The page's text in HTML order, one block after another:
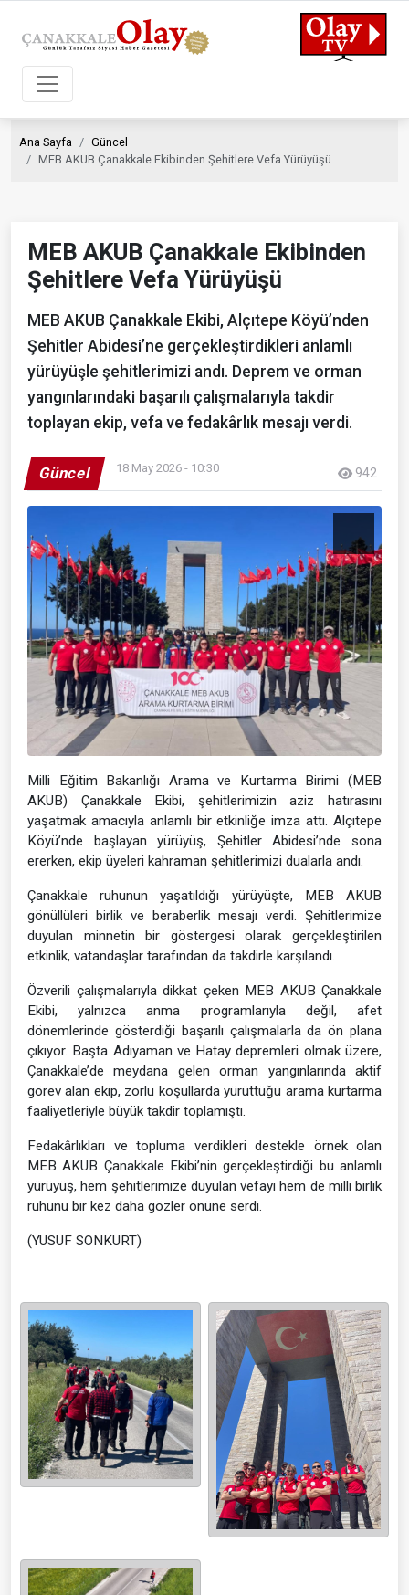
Ana Sayfa
Güncel
MEB AKUB Çanakkale Ekibinden Şehitlere Vefa Yürüyüşü
MEB AKUB Çanakkale Ekibinden
Şehitlere Vefa Yürüyüşü
MEB AKUB Çanakkale Ekibi, Alçıtepe Köyü’nden
Şehitler Abidesi’ne gerçekleştirdikleri anlamlı
yürüyüşle şehitlerimizi andı. Deprem ve orman
yangınlarındaki başarılı çalışmalarıyla takdir
toplayan ekip, vefa ve fedakârlık mesajı verdi.
Güncel 18 May 2026 - 10:30 942
Milli Eğitim Bakanlığı Arama ve Kurtarma Birimi (MEB
AKUB) Çanakkale Ekibi, şehitlerimizin aziz hatırasını
yaşatmak amacıyla anlamlı bir etkinliğe imza attı. Alçıtepe
Köyü’nde başlayan yürüyüş, Şehitler Abidesi’nde sona
ererken, ekip üyeleri kahraman şehitlerimizi dualarla andı.
Çanakkale ruhunun yaşatıldığı yürüyüşte, MEB AKUB
gönüllüleri birlik ve beraberlik mesajı verdi. Şehitlerimize
duyulan minnetin bir göstergesi olarak gerçekleştirilen
etkinlik, vatandaşlar tarafından da takdirle karşılandı.
Özverili çalışmalarıyla dikkat çeken MEB AKUB Çanakkale
Ekibi, yalnızca anma programlarıyla değil, afet
dönemlerinde gösterdiği başarılı çalışmalarla da ön plana
çıkıyor. Başta Adıyaman ve Hatay depremleri olmak üzere,
Çanakkale’de meydana gelen orman yangınlarında aktif
görev alan ekip, zorlu koşullarda yürüttüğü arama kurtarma
faaliyetleriyle büyük takdir toplamıştı.
Fedakârlıkları ve topluma verdikleri destekle örnek olan
MEB AKUB Çanakkale Ekibi’nin gerçekleştirdiği bu anlamlı
yürüyüş, hem şehitlerimize duyulan vefayı hem de milli birlik
ruhunu bir kez daha gözler önüne serdi.
(YUSUF SONKURT)